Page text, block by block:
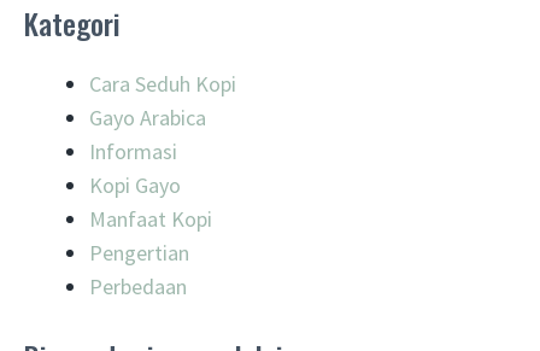
Kategori
Cara Seduh Kopi
Gayo Arabica
Informasi
Kopi Gayo
Manfaat Kopi
Pengertian
Perbedaan